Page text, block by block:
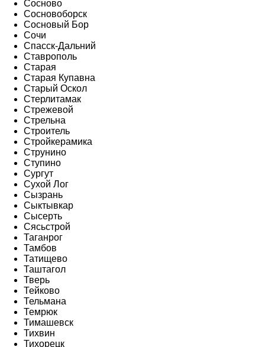
Сосново
Сосновоборск
Сосновый Бор
Сочи
Спасск-Дальний
Ставрополь
Старая
Старая Купавна
Старый Оскол
Стерлитамак
Стрежевой
Стрельна
Строитель
Стройкерамика
Струнино
Ступино
Сургут
Сухой Лог
Сызрань
Сыктывкар
Сысерть
Сясьстрой
Таганрог
Тамбов
Татищево
Таштагол
Тверь
Тейково
Тельмана
Темрюк
Тимашевск
Тихвин
Тихорецк